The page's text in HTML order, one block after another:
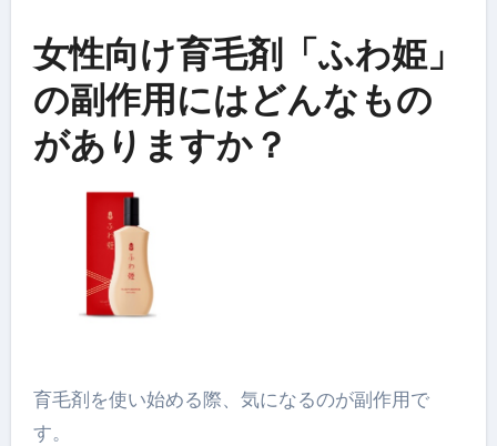
女性向け育毛剤「ふわ姫」
の副作用にはどんなもの
がありますか？
育毛剤を使い始める際、気になるのが副作用で
す。